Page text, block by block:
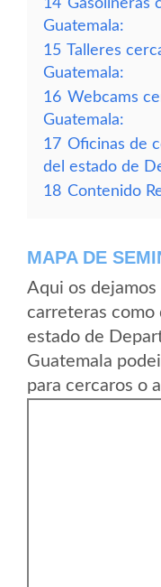
14 Gasolineras
Guatemala:
15 Talleres
Guatemala:
16 Webcams
Guatemala:
17 Oficinas de
del estado de
18 Contenido
MAPA DE
Aqui os
carreteras como
estado de
Guatemala
para cercaros o